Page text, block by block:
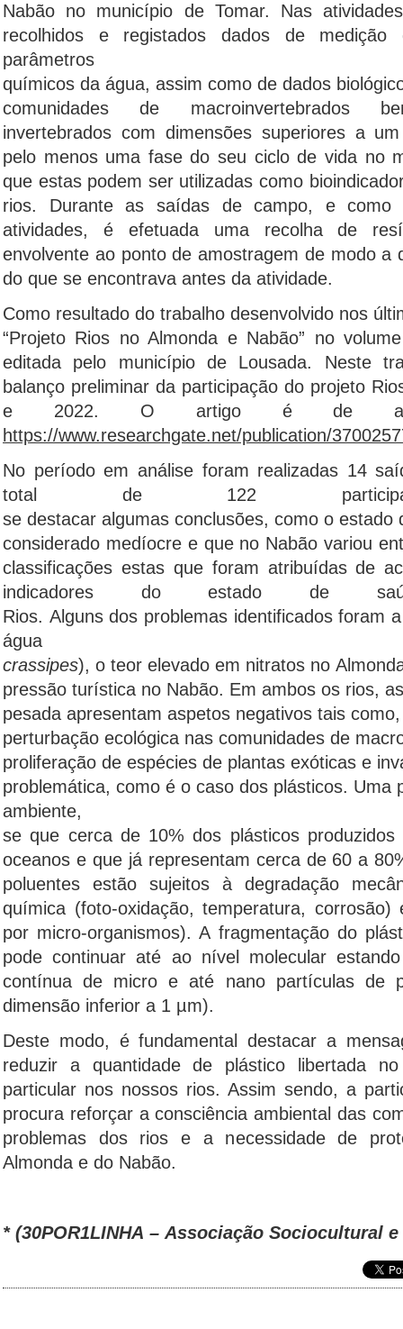
Nabão no município de Tomar. Nas
recolhidos e registados dados de
parâmetros
químicos da água, assim como de dados
comunidades de macroinvertebrados
invertebrados com dimensões superiores a
pelo menos uma fase do seu ciclo de vida no
que estas podem ser utilizadas como
rios. Durante as saídas de campo, e como
atividades, é efetuada uma recolha de
envolvente ao ponto de amostragem de modo a
do que se encontrava antes da atividade.
Como resultado do trabalho desenvolvido nos
“Projeto Rios no Almonda e Nabão” no
editada pelo município de Lousada. Neste
balanço preliminar da participação do projeto
e 2022. O artigo é de
https://www.researchgate.net/publication/
No período em análise foram realizadas 14
total de 122
se destacar algumas conclusões, como o estado
considerado medíocre e que no Nabão variou
classificações estas que foram atribuídas de
indicadores do estado de
Rios. Alguns dos problemas identificados foram
crassipes), o teor elevado em nitratos no
pressão turística no Nabão. Em ambos os rios,
pesada apresentam aspetos negativos tais
perturbação ecológica nas comunidades de
proliferação de espécies de plantas exóticas e
problemática, como é o caso dos plásticos. Uma
ambiente,
se que cerca de 10% dos plásticos
oceanos e que já representam cerca de 60 a
poluentes estão sujeitos à degradação
química (foto-oxidação, temperatura, corrosão)
por micro-organismos). A fragmentação do
pode continuar até ao nível molecular
contínua de micro e até nano partículas de
dimensão inferior a 1 µm).
Deste modo, é fundamental destacar a
reduzir a quantidade de plástico libertada
particular nos nossos rios. Assim sendo, a
procura reforçar a consciência ambiental das
problemas dos rios e a necessidade de
Almonda e do Nabão.
* (30POR1LINHA – Associação Sociocultural